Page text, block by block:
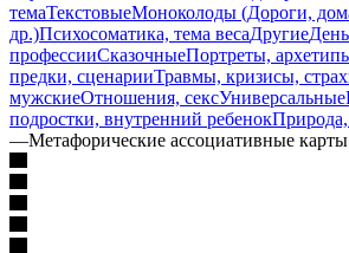
темаТекстовыеМоноколоды (Дороги,
др.)Психосоматика, тема весаДругие
профессииСказочныеПортреты,
предки, сценарииТравмы, кризисы,
мужскиеОтношения, сексУниверсальные
подростки, внутренний ребенок
—Метафорические ассоциативные